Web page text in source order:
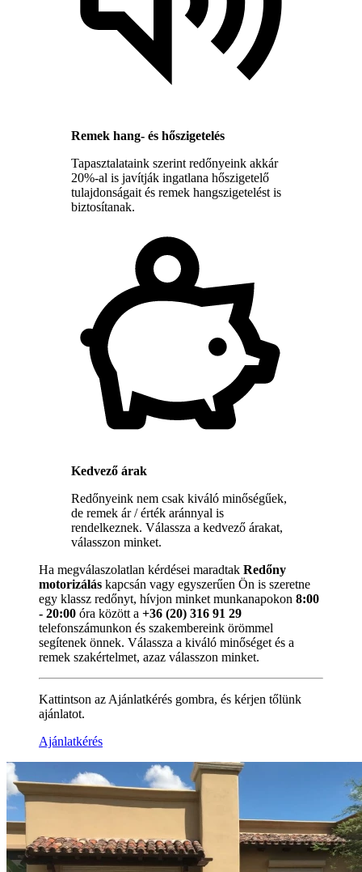
Remek hang- és hőszigetelés
Tapasztalataink szerint redőnyeink akkár
20%-al is javítják ingatlana hőszigetelő
tulajdonságait és remek hangszigetelést is
biztosítanak.
Kedvező árak
Redőnyeink nem csak kiváló minőségűek,
de remek ár / érték aránnyal is
rendelkeznek. Válassza a kedvező árakat,
válasszon minket.
Ha megválaszolatlan kérdései maradtak Redőny
motorizálás kapcsán vagy egyszerűen Ön is szeretne
egy klassz redőnyt, hívjon minket munkanapokon 8:00
- 20:00 óra között a +36 (20) 316 91 29
telefonszámunkon és szakembereink örömmel
segítenek önnek. Válassza a kiváló minőséget és a
remek szakértelmet, azaz válasszon minket.
Kattintson az Ajánlatkérés gombra, és kérjen tőlünk
ajánlatot.
Ajánlatkérés